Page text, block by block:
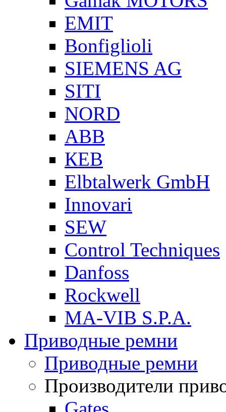
EMIT
Bonfiglioli
SIEMENS AG
SITI
NORD
ABB
КЕВ
Elbtalwerk GmbH
Innovari
SEW
Control Techniques
Danfoss
Rockwell
MA-VIB S.P.A.
Приводные ремни
Приводные ремни
Производители